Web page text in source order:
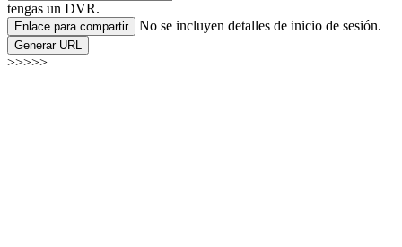
tengas un DVR.
Enlace para compartir No se incluyen detalles de inicio de sesión.
Generar URL
>>>>>